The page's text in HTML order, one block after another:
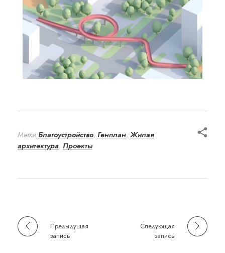
Метки:Благоустройство, Генплан, Жилая
архитектура, Проекты
Предыдущая
запись
Следующая
запись